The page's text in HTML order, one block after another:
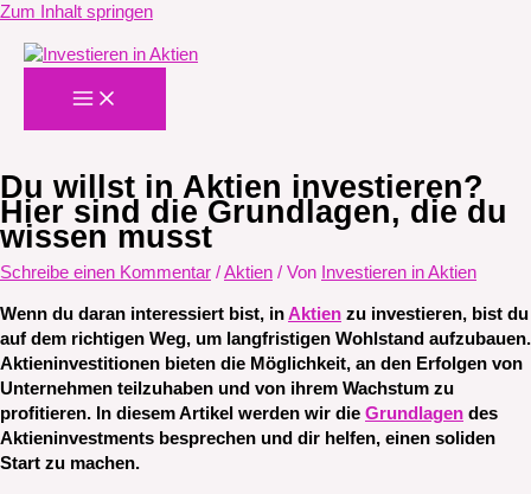
Zum Inhalt springen
Du willst in Aktien investieren?
Hier sind die Grundlagen, die du
wissen musst
Schreibe einen Kommentar /Aktien / Von Investieren in Aktien
Wenn du daran interessiert bist, inAktien zu investieren, bist du
auf dem richtigen Weg, um langfristigen Wohlstand aufzubauen.
Aktieninvestitionen bieten die Möglichkeit, an den Erfolgen von
Unternehmen teilzuhaben und von ihrem Wachstum zu
profitieren. In diesem Artikel werden wir die Grundlagen des
Aktieninvestments besprechen und dir helfen, einen soliden
Start zu machen.